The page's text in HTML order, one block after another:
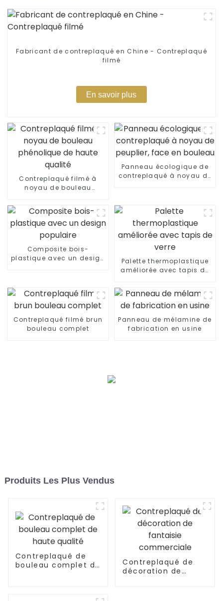
Fabricant de contreplaqué en Chine - Contreplaqué
filmé
En savoir plus
Contreplaqué filmé à
noyau de bouleau
Panneau écologique de
contreplaqué à noyau de
Composite bois-
plastique avec un design
Palette thermoplastique
améliorée avec tapis de
Contreplaqué filmé brun
bouleau complet
Panneau de mélamine de
fabrication en usine
Produits Les Plus Vendus
Contreplaqué de
bouleau complet de
Contreplaqué de
décoration de